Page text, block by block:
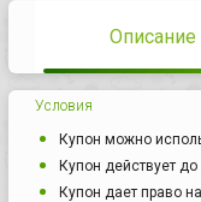
Описание
Условия
Купон можно
Купон действует
Купон дает право